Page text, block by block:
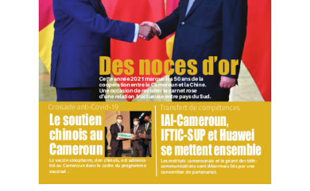
2018. Cette édition qui précède les éditions 2020 et
2022 suspendues pour des raisons liées à la pandémie
à covid-19, avait vu la participation considérable des
touristes chinois.
De son retour à Kasanè le 10 décembre 2023, le Sultan-
Roi des Bamoun, Sa Majesté Mforifoum Mbombo
Njoya Mouhamad-Nabil, a convoqué du 29
novembre au 06 décembre 2024, la 548eédition du
Nguon, Grandes journées culturelles du peuple Bamoun.